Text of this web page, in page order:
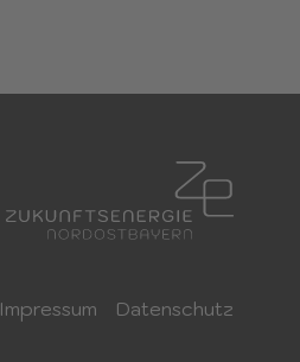
Impressum Datenschutz